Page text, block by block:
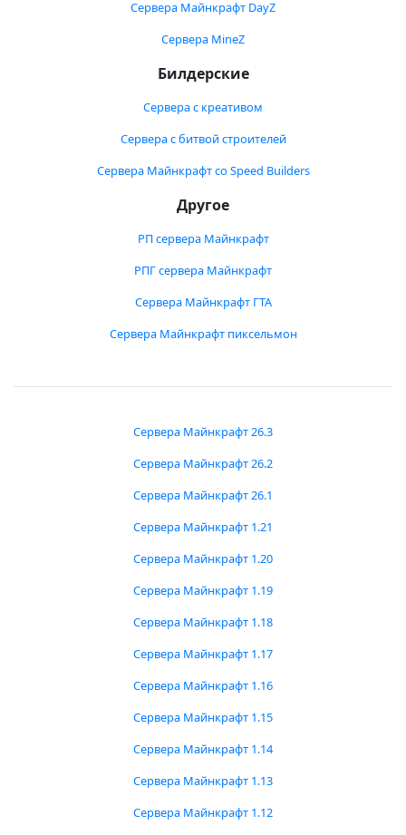
Сервера Майнкрафт DayZ
Сервера MineZ
Билдерские
Сервера с креативом
Сервера с битвой строителей
Сервера Майнкрафт со Speed Builders
Другое
РП сервера Майнкрафт
РПГ сервера Майнкрафт
Сервера Майнкрафт ГТА
Сервера Майнкрафт пиксельмон
Сервера Майнкрафт 26.3
Сервера Майнкрафт 26.2
Сервера Майнкрафт 26.1
Сервера Майнкрафт 1.21
Сервера Майнкрафт 1.20
Сервера Майнкрафт 1.19
Сервера Майнкрафт 1.18
Сервера Майнкрафт 1.17
Сервера Майнкрафт 1.16
Сервера Майнкрафт 1.15
Сервера Майнкрафт 1.14
Сервера Майнкрафт 1.13
Сервера Майнкрафт 1.12